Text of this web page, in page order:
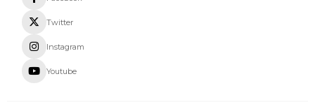
Twitter
Instagram
Youtube